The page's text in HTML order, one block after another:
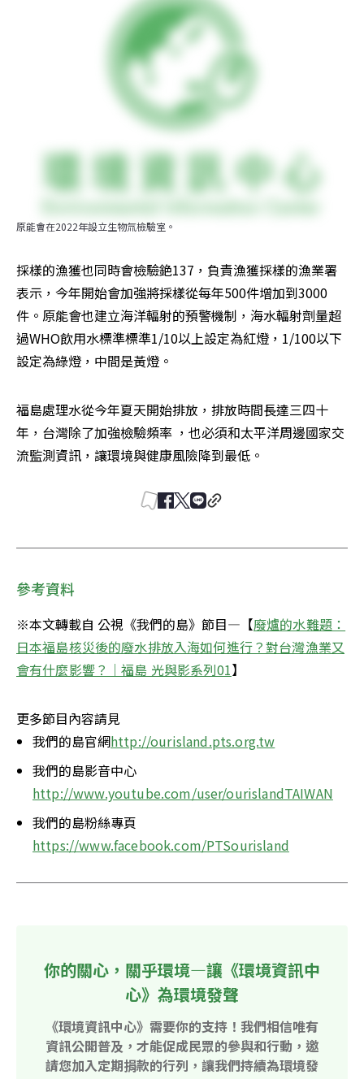
原能會在2022年設立生物氚檢驗室。
採樣的漁獲也同時會檢驗銫137，負責漁獲採樣的漁業署
表示，今年開始會加強將採樣從每年500件增加到3000
件。原能會也建立海洋輻射的預警機制，海水輻射劑量超
過WHO飲用水標準標準1/10以上設定為紅燈，1/100以下
設定為綠燈，中間是黃燈。
福島處理水從今年夏天開始排放，排放時間長達三四十
年，台灣除了加強檢驗頻率 ，也必須和太平洋周邊國家交
流監測資訊，讓環境與健康風險降到最低。
參考資料
※本文轉載自 公視《我們的島》節目—【廢爐的水難題：
日本福島核災後的廢水排放入海如何進行？對台灣漁業又
會有什麼影響？｜福島 光與影系列01】
更多節目內容請見
我們的島官網http://ourisland.pts.org.tw
我們的島影音中心
http://www.youtube.com/user/ourislandTAIWAN
我們的島粉絲專頁
https://www.facebook.com/PTSourisland
你的關心，關乎環境—讓《環境資訊中
心》為環境發聲
《環境資訊中心》需要你的支持！我們相信唯有
資訊公開普及，才能促成民眾的參與和行動，邀
請您加入定期捐款的行列，讓我們持續為環境發